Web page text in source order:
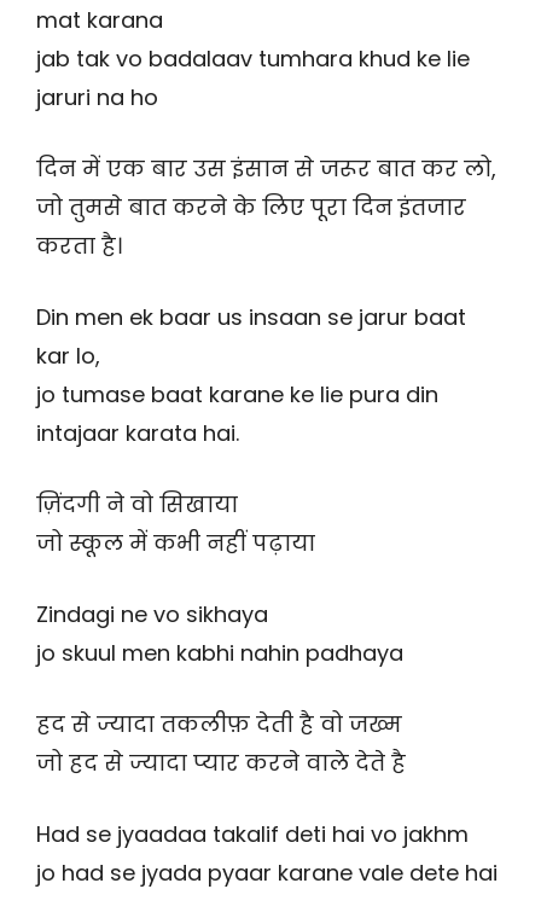
mat karana
jab tak vo badalaav tumhara khud ke lie
jaruri na ho
दिन में एक बार उस इंसान से जरूर बात कर लो,
जो तुमसे बात करने के लिए पूरा दिन इंतजार
करता है।
Din men ek baar us insaan se jarur baat
kar lo,
jo tumase baat karane ke lie pura din
intajaar karata hai.
ज़िंदगी ने वो सिखाया
जो स्कूल में कभी नहीं पढ़ाया
Zindagi ne vo sikhaya
jo skuul men kabhi nahin padhaya
हद से ज्यादा तकलीफ़ देती है वो जख्म
जो हद से ज्यादा प्यार करने वाले देते है
Had se jyaadaa takalif deti hai vo jakhm
jo had se jyada pyaar karane vale dete hai